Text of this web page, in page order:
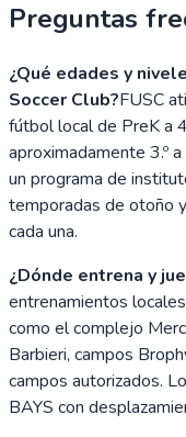
Preguntas
¿Qué edades y
Soccer Club?FUSC
fútbol local de PreK a
aproximadamente 3.º
un programa de
temporadas de otoño
cada una.
¿Dónde entrena y
entrenamientos
como el complejo
Barbieri, campos
campos autorizados.
BAYS con